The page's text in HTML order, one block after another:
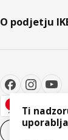
O podjetju
Ti